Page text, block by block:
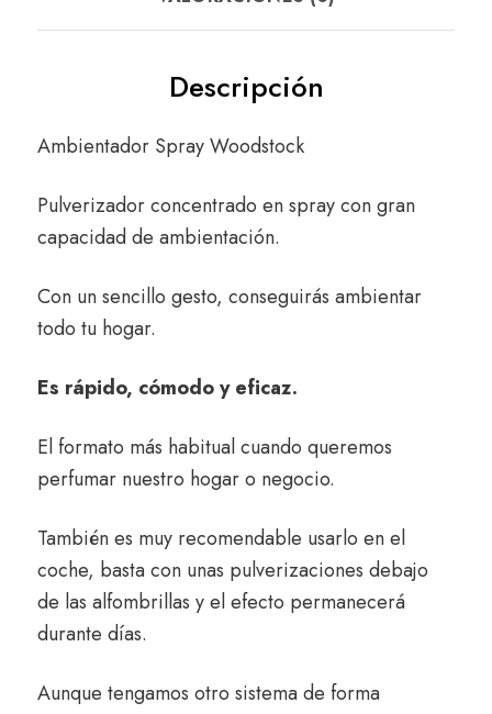
Descripción
Ambientador Spray Woodstock
Pulverizador concentrado en spray con gran
capacidad de ambientación.
Con un sencillo gesto, conseguirás ambientar
todo tu hogar.
Es rápido, cómodo y eficaz.
El formato más habitual cuando queremos
perfumar nuestro hogar o negocio.
También es muy recomendable usarlo en el
coche, basta con unas pulverizaciones debajo
de las alfombrillas y el efecto permanecerá
durante días.
Aunque tengamos otro sistema de forma